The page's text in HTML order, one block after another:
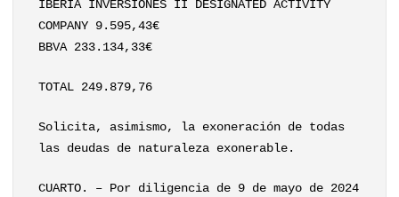
IBERIA INVERSIONES II DESIGNATED ACTIVITY
COMPANY 9.595,43€
BBVA 233.134,33€
TOTAL 249.879,76
Solicita, asimismo, la exoneración de todas
las deudas de naturaleza exonerable.
CUARTO. – Por diligencia de 9 de mayo de 2024